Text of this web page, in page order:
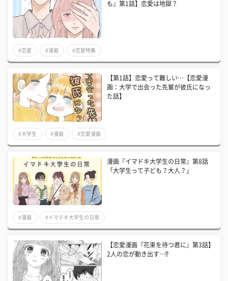
も』第1話】恋愛は地獄？
#恋愛 #漫画 #恋愛特集
【第1話】恋愛って難しい…【恋愛漫
画：大学で出会った先輩が彼氏になっ
た話】
#大学生 #漫画 #恋愛漫画
漫画『イマドキ大学生の日常』第8話
「大学生って子ども？大人？」
#漫画 #イマドキ大学生の日常
【恋愛漫画『花束を待つ君に』第3話】
2人の恋が動き出す…⁉